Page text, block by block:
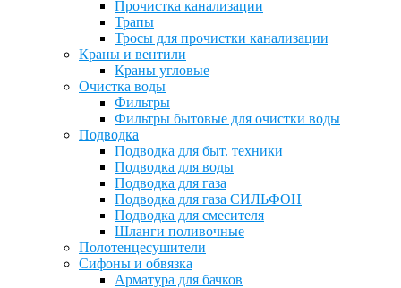
Прочистка канализации
Трапы
Тросы для прочистки канализации
Краны и вентили
Краны угловые
Очистка воды
Фильтры
Фильтры бытовые для очистки воды
Подводка
Подводка для быт. техники
Подводка для воды
Подводка для газа
Подводка для газа СИЛЬФОН
Подводка для смесителя
Шланги поливочные
Полотенцесушители
Сифоны и обвязка
Арматура для бачков